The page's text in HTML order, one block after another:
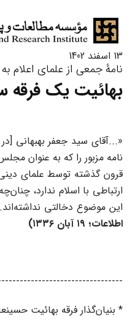
13 اسفند 1402
نامۀ جمعی از علمای اعلام
بهائیت یک
«...آقای سید جعفر بهبهانی
نامه مزبور را که به عنوان
قرون گذشته توسط علمای
ارتباطی با اسلام ندارد،
این موضوع دخالتی
اطلاعات؛ ۱۹ آبان ۱۳۳۶)
* بنیان‌گذار فرقه بهائیت